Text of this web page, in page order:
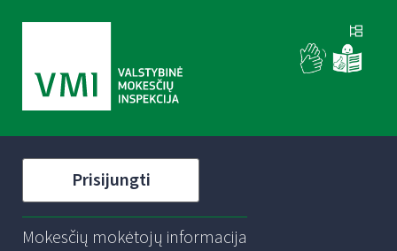
Prisijungti
Mokesčių mokėtojų informacija